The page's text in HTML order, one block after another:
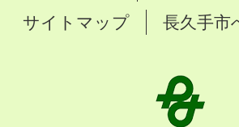
サイトマップ
長久手市